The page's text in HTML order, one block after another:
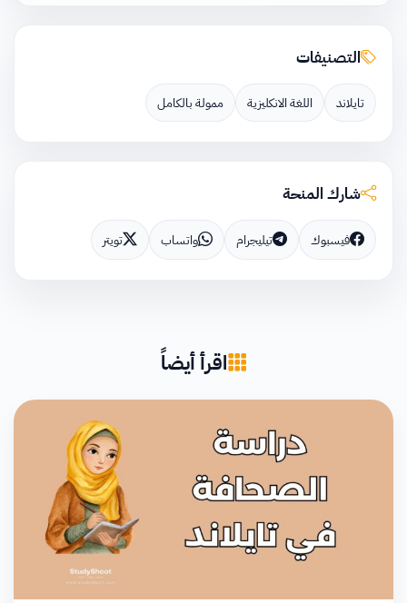
التصنيفات
تايلاند اللغة الانكليزية ممولة بالكامل
شارك المنحة
فيسبوك تيليجرام واتساب تويتر
اقرأ أيضاً